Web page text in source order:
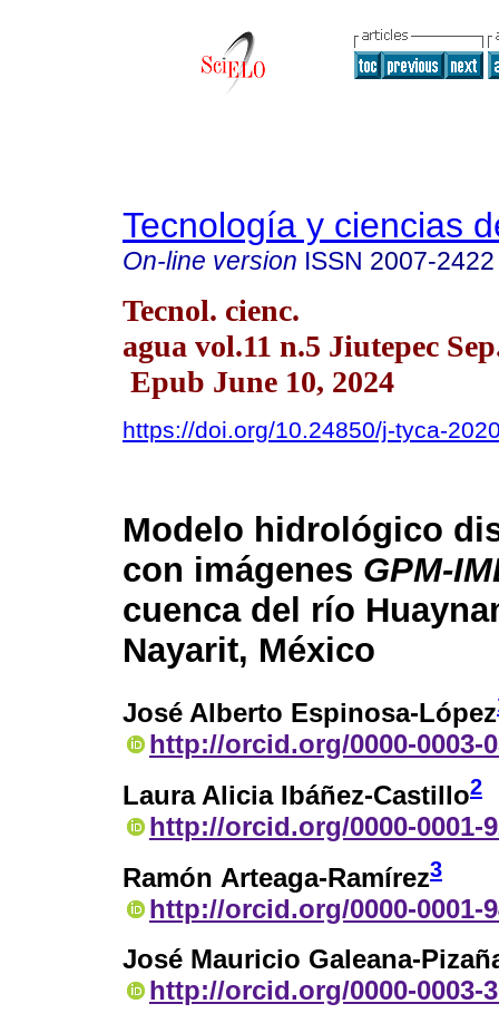
Tecnología y ciencias
On-line version ISSN 2007-2422
Tecnol. cienc.
agua vol.11 n.5 Jiutepec
Epub June 10, 2024
https://doi.org/10.24850/j-tyca-
Modelo hidrológico
con imágenes GPM-
cuenca del río
Nayarit, México
José Alberto Espinosa-López
http://orcid.org/0000-0003-
Laura Alicia Ibáñez-Castillo2
http://orcid.org/0000-0001-
Ramón Arteaga-Ramírez3
http://orcid.org/0000-0001-
José Mauricio Galeana-
http://orcid.org/0000-0003-